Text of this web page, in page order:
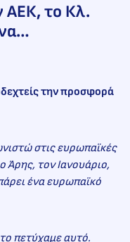
ΑΕΚ, το Κλ.
την προσφορά
στις ευρωπαϊκές
Άρης, τον Ιανουάριο,
ένα ευρωπαϊκό
πετύχαμε αυτό.